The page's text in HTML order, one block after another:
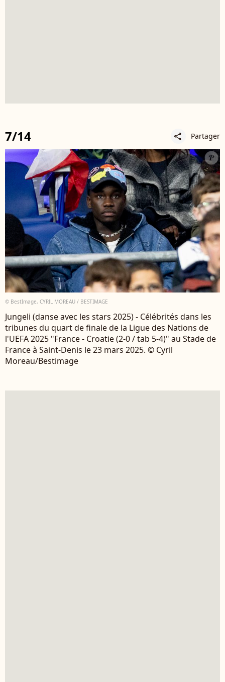
7/14 share Partager
© BestImage, CYRIL MOREAU / BESTIMAGE
Jungeli (danse avec les stars 2025) - Célébrités dans les
tribunes du quart de finale de la Ligue des Nations de
l'UEFA 2025 "France - Croatie (2-0 / tab 5-4)" au Stade de
France à Saint-Denis le 23 mars 2025. © Cyril
Moreau/Bestimage